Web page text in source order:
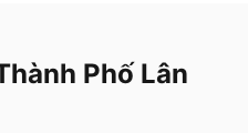
Phố Lân